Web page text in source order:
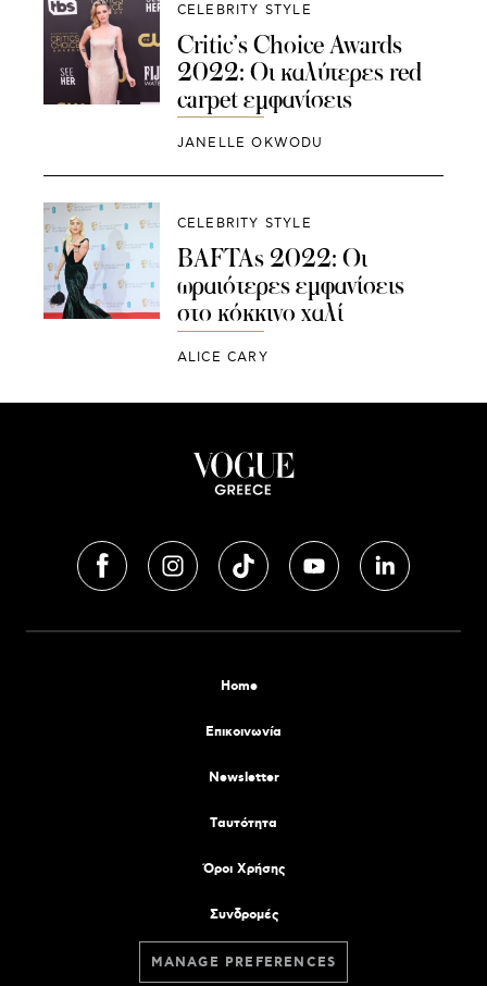
CELEBRITY STYLE
Critic’s Choice Awards
2022: Οι καλύτερες red
carpet εμφανίσεις
JANELLE OKWODU
CELEBRITY STYLE
BAFTAs 2022: Οι
ωραιότερες εμφανίσεις
στο κόκκινο χαλί
ALICE CARY
Home
Επικοινωνία
Newsletter
Tαυτότητα
Όροι Χρήσης
Συνδρομές
MANAGE PREFERENCES